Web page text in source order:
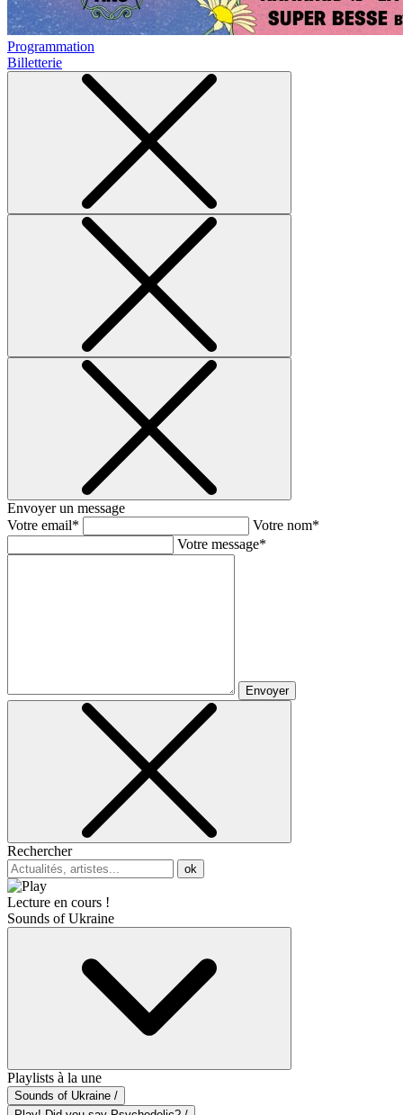
Programmation
Billetterie
Envoyer un message
Votre email*
Votre nom*
Votre message*
Envoyer
Rechercher
ok
Lecture en cours !
Sounds of Ukraine
Playlists à la une
Sounds of Ukraine /